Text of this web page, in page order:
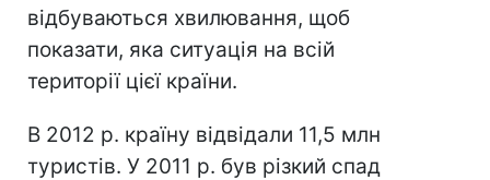
відбуваються хвилювання, щоб
показати, яка ситуація на всій
території цієї країни.
В 2012 р. країну відвідали 11,5 млн
туристів. У 2011 р. був різкий спад